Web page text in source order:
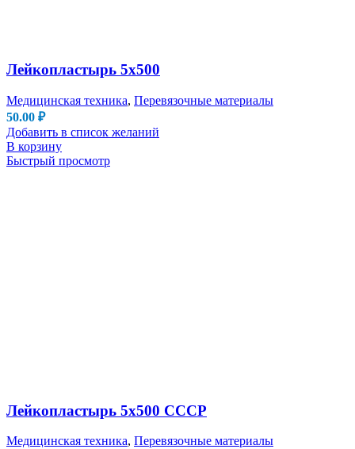
Лейкопластырь 5х500
Медицинская техника, Перевязочные материалы
50.00 ₽
Добавить в список желаний
В корзину
Быстрый просмотр
Лейкопластырь 5х500 СССР
Медицинская техника, Перевязочные материалы